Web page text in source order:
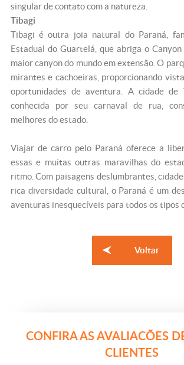
singular de contato com a natureza.
Tibagi
Tibagi é outra joia natural do Paraná,
Estadual do Guartelá, que abriga o
maior canyon do mundo em extensão. O
mirantes e cachoeiras, proporcionando
oportunidades de aventura. A cidade de
conhecida por seu carnaval de rua,
melhores do estado.
Viajar de carro pelo Paraná oferece a
essas e muitas outras maravilhas do
ritmo. Com paisagens deslumbrantes,
rica diversidade cultural, o Paraná é um
aventuras inesquecíveis para todos os tipos
Voltar
CONFIRA AS AVALIACÕES
CLIENTES